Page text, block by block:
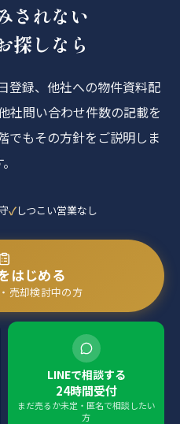
されない
探しなら
登録、他社への物件資料配
社問い合わせ件数の記載を
でもその方針をご説明しま
しつこい営業なし
はじめる
売却検討中の方
LINEで相談する
24時間受付
まだ売るか未定・匿名で相談したい
方